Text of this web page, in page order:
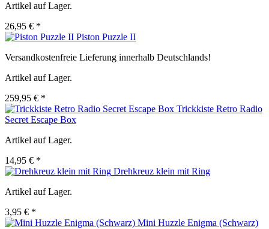
Artikel auf Lager.
26,95 € *
Piston Puzzle II
Versandkostenfreie Lieferung innerhalb Deutschlands!
Artikel auf Lager.
259,95 € *
Trickkiste Retro Radio
Secret Escape Box
Artikel auf Lager.
14,95 € *
Drehkreuz klein mit Ring
Artikel auf Lager.
3,95 € *
Mini Huzzle Enigma (Schwarz)